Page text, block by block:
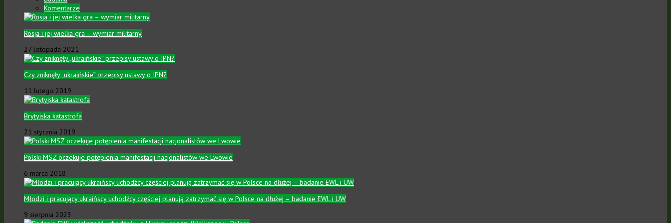
Komentarze
Rosja i jej wielka gra – wymiar militarny
27 listopada 2021
Czy zniknęły „ukraińskie” przepisy ustawy o IPN?
11 lutego 2019
Brytyjska katastrofa
21 stycznia 2019
Polski MSZ oczekuje potępienia manifestacji nacjonalistów we Lwowie
6 marca 2018
Młodzi i pracujący ukraińscy uchodźcy częściej planują zatrzymać się w Polsce na dłużej – badanie EWL i UW
9 sierpnia 2023